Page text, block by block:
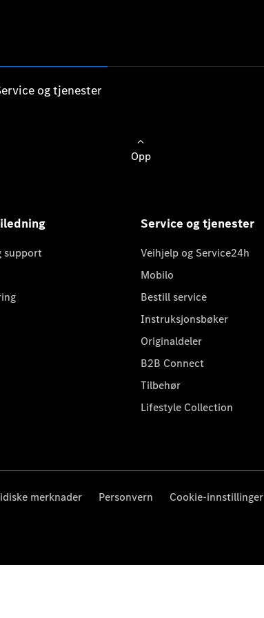
og tjenester
Opp
support
Service og tjenester
Veihjelp og Service24h
Mobilo
Bestill service
Instruksjonsbøker
Originaldeler
B2B Connect
Tilbehør
Lifestyle Collection
merknader Personvern Cookie-innstillinger